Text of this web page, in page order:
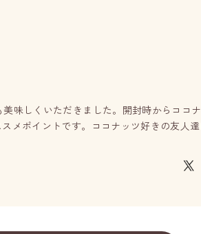
しくいただきました。開封時からココ
ポイントです。ココナッツ好きの友人